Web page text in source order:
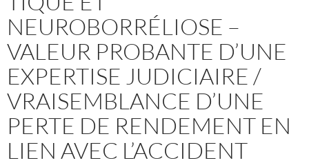
NEUROBORRÉLIOSE –
VALEUR PROBANTE D’UNE
EXPERTISE JUDICIAIRE /
VRAISEMBLANCE D’UNE
PERTE DE RENDEMENT EN
LIEN AVEC L’ACCIDENT